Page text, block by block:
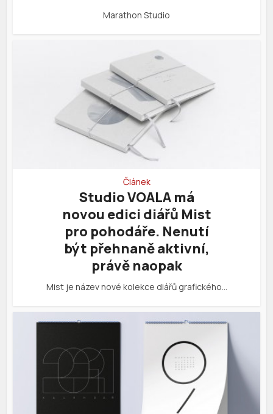
Marathon Studio
Článek
Studio VOALA má
novou edici diářů Mist
pro pohodáře. Nenutí
být přehnaně aktivní,
právě naopak
Mist je název nové kolekce diářů grafického…